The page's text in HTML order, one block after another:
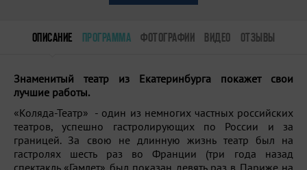
ОПИСАНИЕ ПРОГРАММА ФОТОГРАФИИ ВИДЕО ОТЗЫВЫ
Знаменитый театр из Екатеринбурга покажет свои
лучшие работы.
«Коляда-Театр» - один из немногих частных российских
театров, успешно гастролирующих по России и за
границей. За свою не длинную жизнь театр был на
гастролях шесть раз во Франции (три года назад